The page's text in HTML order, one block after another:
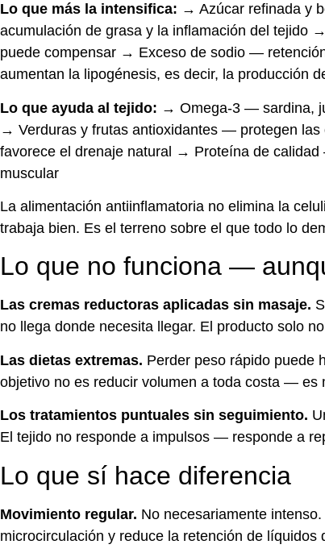
Lo que más la intensifica: → Azúcar refinada y
acumulación de grasa y la inflamación del tejido
puede compensar → Exceso de sodio —
aumentan la lipogénesis, es decir, la producción
Lo que ayuda al tejido: → Omega-3 — sardina,
→ Verduras y frutas antioxidantes — protegen
favorece el drenaje natural → Proteína de
muscular
La alimentación antiinflamatoria no elimina la
trabaja bien. Es el terreno sobre el que todo lo
Lo que no funciona —
Las cremas reductoras aplicadas sin masaje.
no llega donde necesita llegar. El producto solo
Las dietas extremas. Perder peso rápido puede
objetivo no es reducir volumen a toda costa — es
Los tratamientos puntuales sin seguimiento.
El tejido no responde a impulsos — responde a
Lo que sí hace diferencia
Movimiento regular. No necesariamente
microcirculación y reduce la retención de líquidos